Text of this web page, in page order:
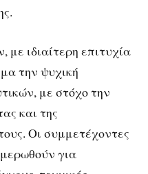
ιδιαίτερη επιτυχία
την ψυχική
με στόχο την
και της
Οι συμμετέχοντες
για